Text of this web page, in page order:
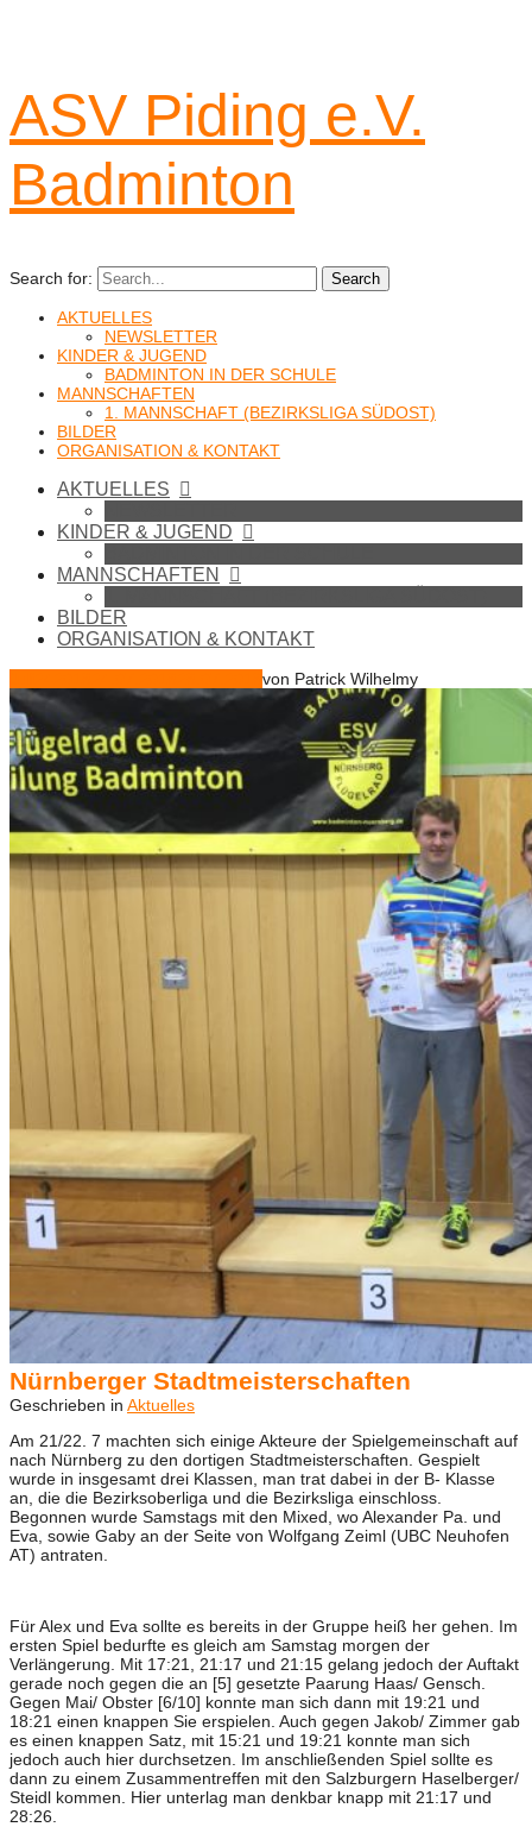
ASV Piding e.V.
Badminton
Search for: Search
AKTUELLES
NEWSLETTER
KINDER & JUGEND
BADMINTON IN DER SCHULE
MANNSCHAFTEN
1. MANNSCHAFT (BEZIRKSLIGA SÜDOST)
BILDER
ORGANISATION & KONTAKT
AKTUELLES
KINDER & JUGEND
MANNSCHAFTEN
BILDER
ORGANISATION & KONTAKT
von Patrick Wilhelmy
Nürnberger Stadtmeisterschaften
Geschrieben in Aktuelles
Am 21/22. 7 machten sich einige Akteure der Spielgemeinschaft auf
nach Nürnberg zu den dortigen Stadtmeisterschaften. Gespielt
wurde in insgesamt drei Klassen, man trat dabei in der B- Klasse
an, die die Bezirksoberliga und die Bezirksliga einschloss.
Begonnen wurde Samstags mit den Mixed, wo Alexander Pa. und
Eva, sowie Gaby an der Seite von Wolfgang Zeiml (UBC Neuhofen
AT) antraten.
Für Alex und Eva sollte es bereits in der Gruppe heiß her gehen. Im
ersten Spiel bedurfte es gleich am Samstag morgen der
Verlängerung. Mit 17:21, 21:17 und 21:15 gelang jedoch der Auftakt
gerade noch gegen die an [5] gesetzte Paarung Haas/ Gensch.
Gegen Mai/ Obster [6/10] konnte man sich dann mit 19:21 und
18:21 einen knappen Sie erspielen. Auch gegen Jakob/ Zimmer gab
es einen knappen Satz, mit 15:21 und 19:21 konnte man sich
jedoch auch hier durchsetzen. Im anschließenden Spiel sollte es
dann zu einem Zusammentreffen mit den Salzburgern Haselberger/
Steidl kommen. Hier unterlag man denkbar knapp mit 21:17 und
28:26.